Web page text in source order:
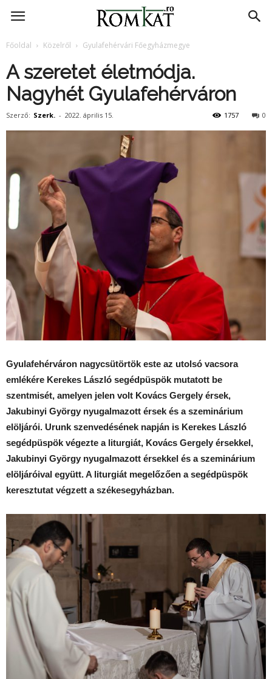
RomKat.ro
Főoldal Közelről Gyulafehérvári Főegyházmegye
A szeretet életmódja.
Nagyhét Gyulafehérváron
Szerző: Szerk. - 2022. április 15. 0
1757
Gyulafehérváron nagycsütörtök este az utolsó vacsora
emlékére Kerekes László segédpüspök mutatott be
szentmisét, amelyen jelen volt Kovács Gergely érsek,
Jakubinyi György nyugalmazott érsek és a szeminárium
elöljárói. Urunk szenvedésének napján is Kerekes László
segédpüspök végezte a liturgiát, Kovács Gergely érsekkel,
Jakubinyi György nyugalmazott érsekkel és a szeminárium
elöljáróival együtt. A liturgiát megelőzően a segédpüspök
keresztutat végzett a székesegyházban.